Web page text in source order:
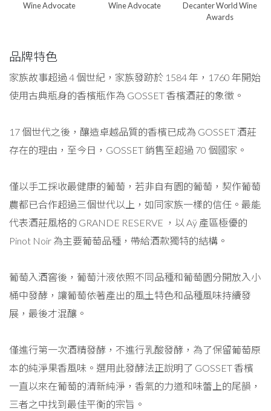
Wine Advocate Wine Advocate
Decanter World Wine
Awards
品牌特色
家族故事超過 4 個世紀，家族發跡於 1584 年，1760 年開始
使用古典瓶身的香檳瓶作為 GOSSET 香檳酒莊的象徵。
17 個世代之後，釀造卓越品質的香檳已成為 GOSSET 酒莊
存在的理由，至今日，GOSSET 銷售至超過 70 個國家。
僅以手工採收最健康的葡萄，若非自有園的葡萄，契作葡萄
農都已合作超過三個世代以上，如同家族一樣的信任。最能
代表酒莊風格的 GRANDE RESERVE ，以 Aÿ 產區極優的
Pinot Noir 為主要葡萄品種，帶給酒款獨特的結構。
葡萄入酒窖後，葡萄汁液依照不同品種和葡萄園分開放入小
桶中發酵，讓葡萄依著產出的風土特色和品種風味持續發
展，最後才混釀。
僅進行第一次酒精發酵，不進行乳酸發酵，為了保留葡萄原
本的純淨果香風味。選用此發酵法正說明了 GOSSET 香檳
一直以來在葡萄的清新純淨，香氣的力道和味蕾上的尾韻，
三者之中找到最佳平衡的宗旨。